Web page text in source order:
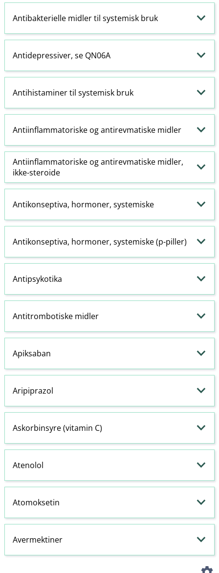
Antibakterielle midler til systemisk bruk
Antidepressiver, se QN06A
Antihistaminertil systemisk bruk
Antiinflammatoriske og antirevmatiske midler
Antiinflammatoriske og antirevmatiske midler,
ikke-steroide
Antikonseptiva, hormoner, systemiske
Antikonseptiva, hormoner, systemiske (p-piller)
Antipsykotika
Antitrombotiske midler
Apiksaban
Aripiprazol
Askorbinsyre (vitamin C)
Atenolol
Atomoksetin
Avermektiner